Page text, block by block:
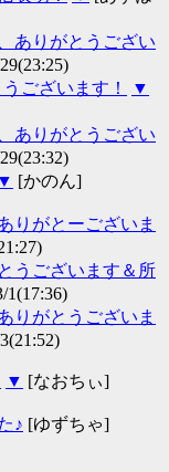
ありがとうござい
ございます！
▼
ありがとうござい
▼ [かのん]
りがとーございま
うございます＆所
1(17:36)
りがとうございま
▼ [なおちぃ]
♪ [ゆずちゃ]